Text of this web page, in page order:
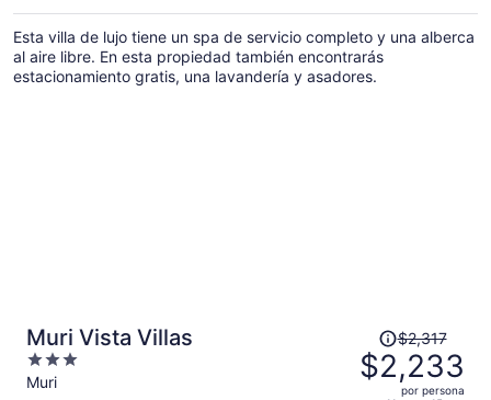
es
de
$3,087
por
Esta villa de lujo tiene un spa de servicio completo y una alberca
al aire libre. En esta propiedad también encontrarás
estacionamiento gratis, una lavandería y asadores.
Muri Vista Villas
3
out
Muri
precio
era
$2,317
$2,233
por persona